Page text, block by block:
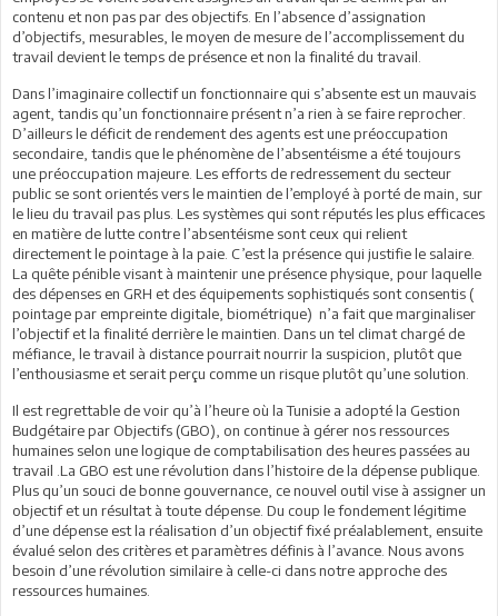
contenu et non pas par des objectifs. En l’absence d’assignation
d’objectifs, mesurables, le moyen de mesure de l’accomplissement du
travail devient le temps de présence et non la finalité du travail.
Dans l’imaginaire collectif un fonctionnaire qui s’absente est un mauvais
agent, tandis qu’un fonctionnaire présent n’a rien à se faire reprocher.
D’ailleurs le déficit de rendement des agents est une préoccupation
secondaire, tandis que le phénomène de l’absentéisme a été toujours
une préoccupation majeure. Les efforts de redressement du secteur
public se sont orientés vers le maintien de l’employé à porté de main, sur
le lieu du travail pas plus. Les systèmes qui sont réputés les plus efficaces
en matière de lutte contre l’absentéisme sont ceux qui relient
directement le pointage à la paie. C’est la présence qui justifie le salaire.
La quête pénible visant à maintenir une présence physique, pour laquelle
des dépenses en GRH et des équipements sophistiqués sont consentis (
pointage par empreinte digitale, biométrique) n’a fait que marginaliser
l’objectif et la finalité derrière le maintien. Dans un tel climat chargé de
méfiance, le travail à distance pourrait nourrir la suspicion, plutôt que
l’enthousiasme et serait perçu comme un risque plutôt qu’une solution.
Il est regrettable de voir qu’à l’heure où la Tunisie a adopté la Gestion
Budgétaire par Objectifs (GBO), on continue à gérer nos ressources
humaines selon une logique de comptabilisation des heures passées au
travail .La GBO est une révolution dans l’histoire de la dépense publique.
Plus qu’un souci de bonne gouvernance, ce nouvel outil vise à assigner un
objectif et un résultat à toute dépense. Du coup le fondement légitime
d’une dépense est la réalisation d’un objectif fixé préalablement, ensuite
évalué selon des critères et paramètres définis à l’avance. Nous avons
besoin d’une révolution similaire à celle-ci dans notre approche des
ressources humaines.